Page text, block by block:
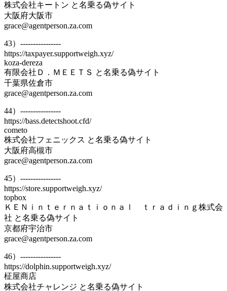
株式会社キートン と名乗る偽サイト
大阪府大阪市
grace@agentperson.za.com
43）----------------
https://taxpayer.supportweigh.xyz/
koza-dereza
有限会社Ｄ．ＭＥＥＴＳ と名乗る偽サイト
千葉県佐倉市
grace@agentperson.za.com
44）----------------
https://bass.detectshoot.cfd/
cometo
株式会社フェニックス と名乗る偽サイト
大阪府高槻市
grace@agentperson.za.com
45）----------------
https://store.supportweigh.xyz/
topbox
ＫＥＮｉｎｔｅｒｎａｔｉｏｎａｌ ｔｒａｄｉｎｇ株式会
社 と名乗る偽サイト
京都府宇治市
grace@agentperson.za.com
46）----------------
https://dolphin.supportweigh.xyz/
柾屋商店
株式会社チャレンジ と名乗る偽サイト